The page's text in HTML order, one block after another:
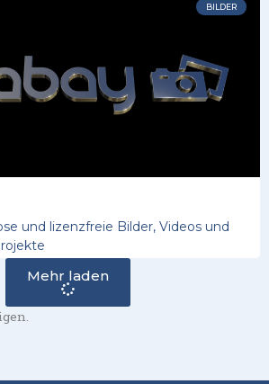
BILDER
und lizenzfreie Bilder, Videos und
Mehr laden